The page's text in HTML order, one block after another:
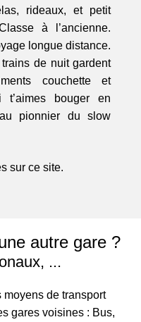
rideaux, et petit
à l’ancienne.
longue distance.
de nuit gardent
couchette et
t’aimes bouger en
pionnier du slow
sur ce site.
autre gare ?
...
moyens de transport
gares voisines : Bus,